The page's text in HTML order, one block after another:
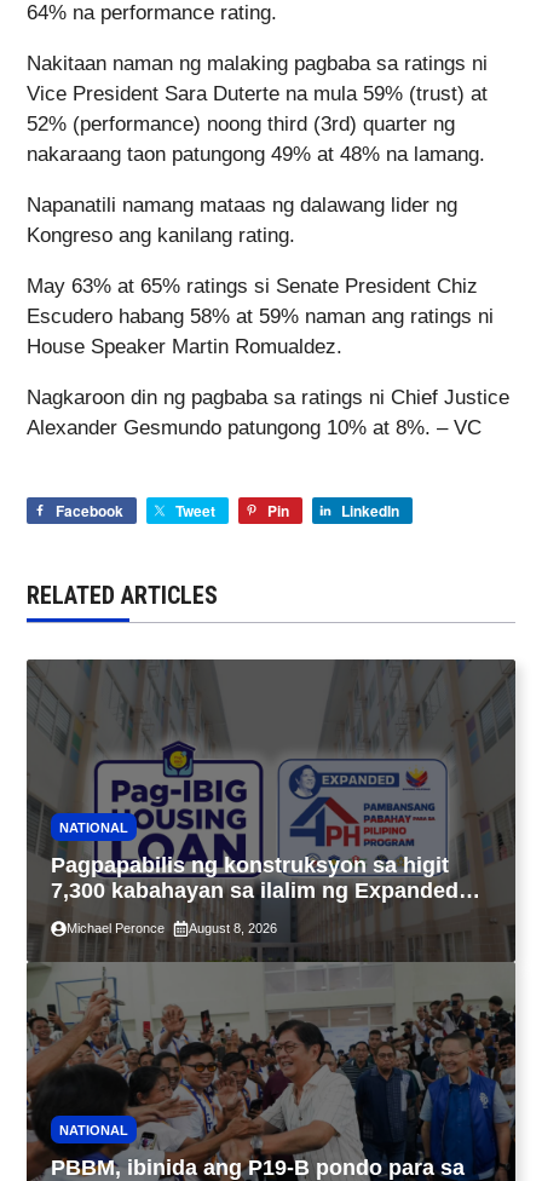
64% na performance rating.
Nakitaan naman ng malaking pagbaba sa ratings ni
Vice President Sara Duterte na mula 59% (trust) at
52% (performance) noong third (3rd) quarter ng
nakaraang taon patungong 49% at 48% na lamang.
Napanatili namang mataas ng dalawang lider ng
Kongreso ang kanilang rating.
May 63% at 65% ratings si Senate President Chiz
Escudero habang 58% at 59% naman ang ratings ni
House Speaker Martin Romualdez.
Nagkaroon din ng pagbaba sa ratings ni Chief Justice
Alexander Gesmundo patungong 10% at 8%. – VC
Facebook Tweet Pin LinkedIn
RELATED ARTICLES
NATIONAL
Pagpapabilis ng konstruksyon sa higit
7,300 kabahayan sa ilalim ng Expanded
4PH, posible na sa pagtutulungan ng Pag-
IBIG at P.A. Alvarez
Michael Peronce August 8, 2026
NATIONAL
PBBM, ibinida ang P19-B pondo para sa